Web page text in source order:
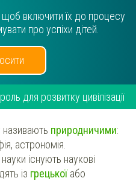
щоб включити їх до процесу
про успіхи дітей.
для розвитку цивілізації
природничими:
астрономія.
існують наукові
із грецькоїабо